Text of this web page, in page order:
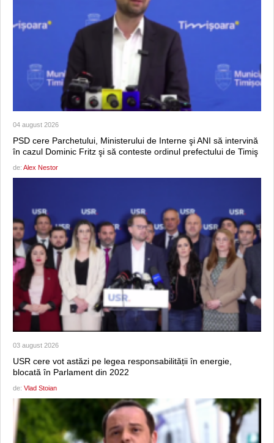
04 august 2026
PSD cere Parchetului, Ministerului de Interne şi ANI să intervină
în cazul Dominic Fritz şi să conteste ordinul prefectului de Timiş
de: Alex Nestor
03 august 2026
USR cere vot astăzi pe legea responsabilității în energie,
blocată în Parlament din 2022
de: Vlad Stoian